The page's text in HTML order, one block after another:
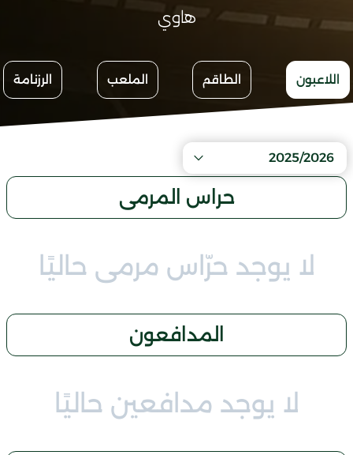
هاوي
اللاعبون الطاقم الملعب الرزنامة
2025/2026
حراس المرمى
لا يوجد حرّاس مرمى حاليًا
المدافعون
لا يوجد مدافعين حاليًا